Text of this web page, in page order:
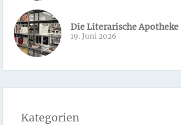
Die Literarische Apotheke
19. Juni 2026
Kategorien